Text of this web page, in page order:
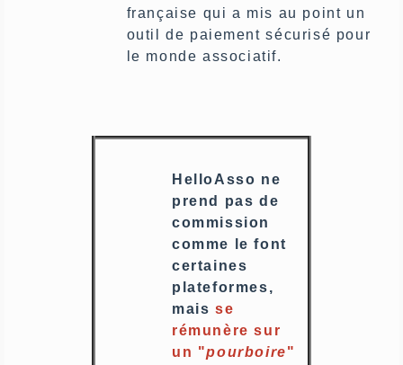
française qui a mis au point un
outil de paiement sécurisé pour
le monde associatif.
HelloAsso ne
prend pas de
commission
comme le font
certaines
plateformes,
mais se
rémunère sur
un "pourboire"